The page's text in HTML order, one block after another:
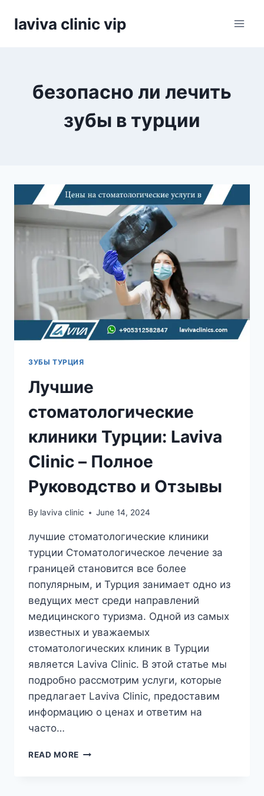
laviva clinic vip
безопасно ли лечить
зубы в турции
ЗУБЫ ТУРЦИЯ
Лучшие
стоматологические
клиники Турции: Laviva
Clinic – Полное
Руководство и Отзывы
By laviva clinic June 14, 2024
лучшие стоматологические клиники
турции Стоматологическое лечение за
границей становится все более
популярным, и Турция занимает одно из
ведущих мест среди направлений
медицинского туризма. Одной из самых
известных и уважаемых
стоматологических клиник в Турции
является Laviva Clinic. В этой статье мы
подробно рассмотрим услуги, которые
предлагает Laviva Clinic, предоставим
информацию о ценах и ответим на
часто…
READ MORE ЛУЧШИЕ